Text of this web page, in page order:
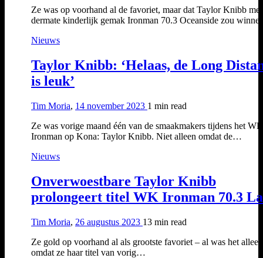
Ze was op voorhand al de favoriet, maar dat Taylor Knibb met
dermate kinderlijk gemak Ironman 70.3 Oceanside zou
Nieuws
Taylor Knibb: ‘Helaas, de Long
is leuk’
Tim Moria, 14 november 2023 1 min read
Ze was vorige maand één van de smaakmakers tijdens het WK
Ironman op Kona: Taylor Knibb. Niet alleen omdat de…
Nieuws
Onverwoestbare Taylor Knibb
prolongeert titel WK Ironman 70.3
Tim Moria, 26 augustus 2023 13 min read
Ze gold op voorhand al als grootste favoriet – al was het
omdat ze haar titel van vorig…